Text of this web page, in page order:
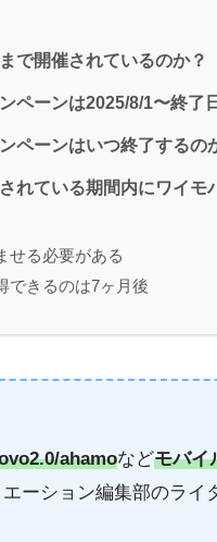
で開催されているのか？
ペーンは2025/8/1〜終了
ペーンはいつ終了するの
れている期間内にワイモ
せる必要がある
できるのは7ヶ月後
ahamoなどモバイ
ーション編集部のライ